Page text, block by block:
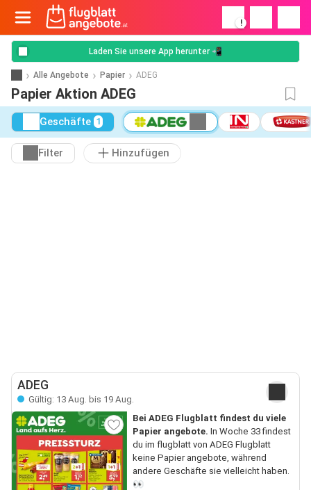
!
Laden Sie unsere App herunter 📲
Alle Angebote Papier ADEG
Papier Aktion ADEG
Geschäfte 1
Filter Hinzufügen
ADEG
Gültig: 13 Aug. bis 19 Aug.
Bei ADEG Flugblatt findest du viele
Papier angebote. In Woche 33 findest
du im flugblatt von ADEG Flugblatt
keine Papier angebote, während
andere Geschäfte sie vielleicht haben.
👀